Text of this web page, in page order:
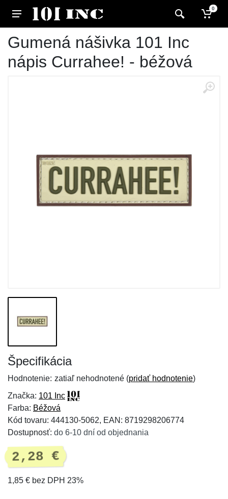
0
Gumená nášivka 101 Inc
nápis Currahee! - béžová
Špecifikácia
Hodnotenie: zatiaľ nehodnotené (pridať hodnotenie)
Značka: 101 Inc
Farba: Béžová
Kód tovaru: 444130-5062, EAN: 8719298206774
Dostupnosť: do 6-10 dní od objednania
2,28 €
1,85 € bez DPH 23%